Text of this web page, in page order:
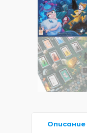
Описание